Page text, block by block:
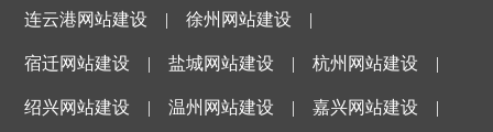
连云港网站建设 |徐州网站建设 |
宿迁网站建设 |盐城网站建设 |杭州网站建设 |
绍兴网站建设 |温州网站建设 |嘉兴网站建设 |